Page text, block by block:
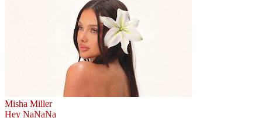
Misha Miller
Hey NaNaNa